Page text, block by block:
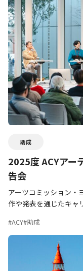
助成
2025度 ACYアー
告会
アーツコミッション・
作や発表を通じたキ
#ACY#助成